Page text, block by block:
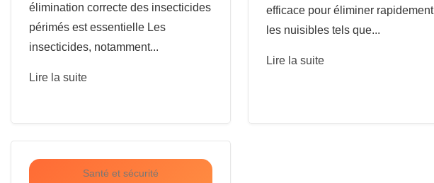
élimination correcte des insecticides
périmés est essentielle Les
insecticides, notamment...
Lire la suite
efficace pour éliminer rapidement
les nuisibles tels que...
Lire la suite
Santé et sécurité